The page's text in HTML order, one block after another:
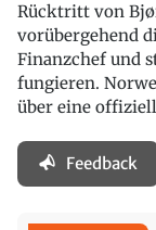
Rücktritt von
vorübergehend
Finanzchef und
fungieren.
über eine
Feedback